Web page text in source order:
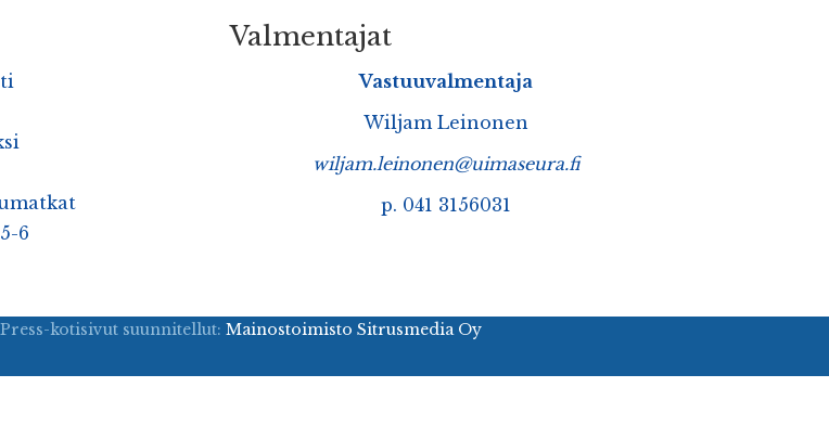
6
Valmentajat
Vastuuvalmentaja
Wiljam Leinonen
wiljam.leinonen@uimaseura.fi
p. 041 3156031
kotisivut suunnitellut: Mainostoimisto Sitrusmedia Oy